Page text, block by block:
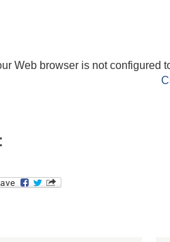
Web browser is not configured